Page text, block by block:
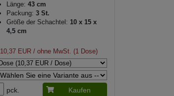
Länge: 43 cm
Packung: 3 St.
Größe der Schachtel: 10 x 15 x
4,5 cm
10,37 EUR/ ohne MwSt. (1 Dose)
pck. Kaufen